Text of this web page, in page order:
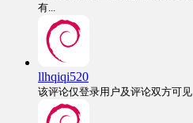
有...
llhqiqi520
该评论仅登录用户及评论双方可见